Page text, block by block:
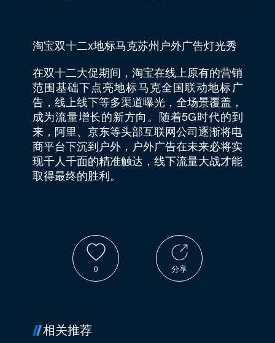
淘宝双十二x地标马克苏州户外广告灯光秀
在双十二大促期间，淘宝在线上原有的营销
范围基础下点亮地标马克全国联动地标广
告，线上线下等多渠道曝光，全场景覆盖，
成为流量增长的新方向。随着5G时代的到
来，阿里、京东等头部互联网公司逐渐将电
商平台下沉到户外，户外广告在未来必将实
现千人千面的精准触达，线下流量大战才能
取得最终的胜利。
0 分享
相关推荐